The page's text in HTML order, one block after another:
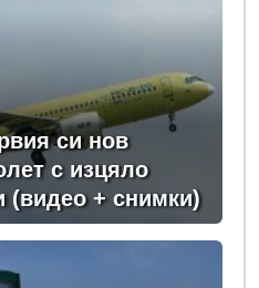
си нов
с изцяло
(видео + снимки)